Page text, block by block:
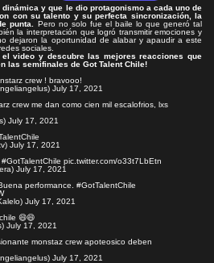
y que le dio protagonismo a cada uno de
con su talento y su perfecta sincronización, la
punta.
Pero no solo fue el baile lo que generó tal
la interpretación que logró transmitir emociones y
dejaron la oportunidad de alabar y apaudir a este
sociales.
el video y descubre las mejores reacciones que
las semifinales de Got Talent Chile!
crew ! bravooo!
July 17, 2021
crew me dan como cien mil escalofrios, lxs
July 17, 2021
July 17, 2021
#GotTalentChile pic.twitter.com/o33t7LbEtn
July 17, 2021
performance. #GotTalentChile
July 17, 2021
😄😄
July 17, 2021
monstaz crew apoteosico deben
July 17, 2021